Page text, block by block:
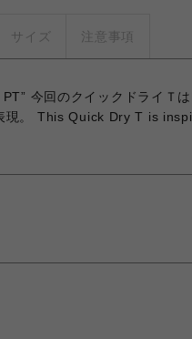
サイズ 注意事項
今回のクイックドライＴ
現。 This Quick Dry T is